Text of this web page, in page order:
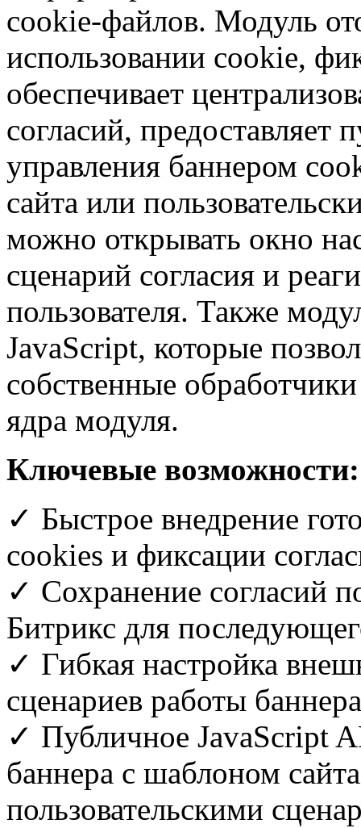
cookie-файлов. Модуль
использовании cookie,
обеспечивает
согласий,
управления баннером
сайта или
можно открывать окно
сценарий согласия и
пользователя. Также
JavaScript, которые
собственные
ядра модуля.
Ключевые возможности:
✓ Быстрое внедрение
cookies и фиксации
✓ Сохранение согласий
Битрикс для
✓ Гибкая настройка
сценариев работы
✓ Публичное JavaScript
баннера с шаблоном
пользовательскими